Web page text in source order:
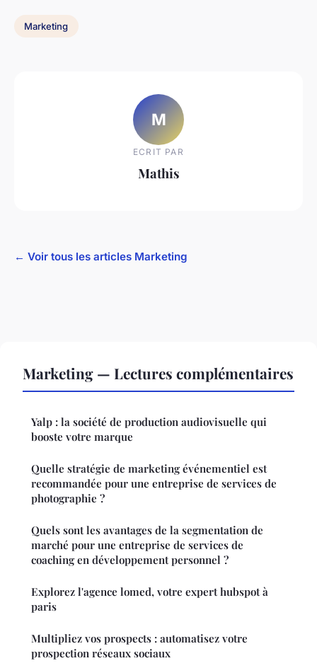
Marketing
M
ECRIT PAR
Mathis
← Voir tous les articles Marketing
Marketing — Lectures complémentaires
Yalp : la société de production audiovisuelle qui
booste votre marque
Quelle stratégie de marketing événementiel est
recommandée pour une entreprise de services de
photographie ?
Quels sont les avantages de la segmentation de
marché pour une entreprise de services de
coaching en développement personnel ?
Explorez l'agence lomed, votre expert hubspot à
paris
Multipliez vos prospects : automatisez votre
prospection réseaux sociaux